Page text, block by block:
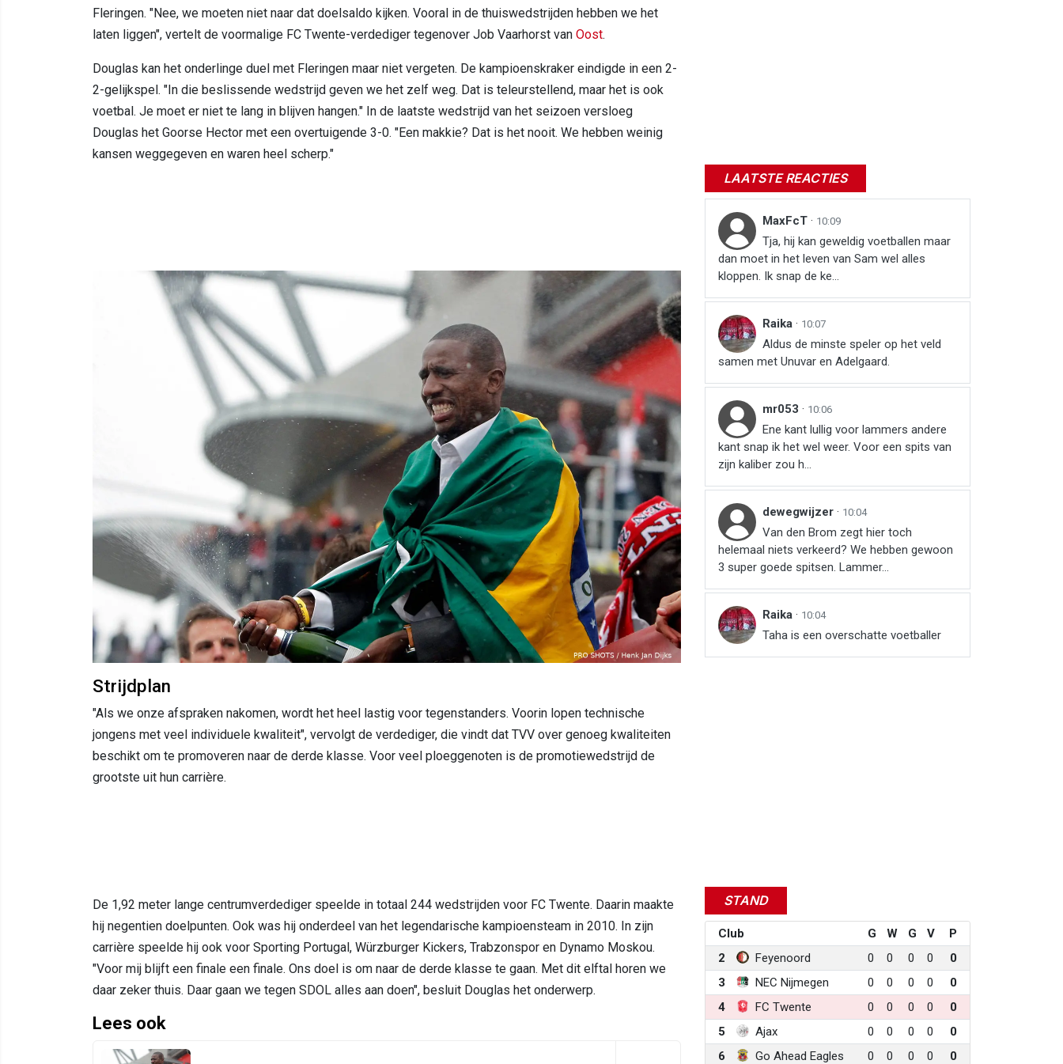
Fleringen. "Nee, we moeten niet naar dat doelsaldo kijken. Vooral in de thuiswedstrijden hebben we het
laten liggen", vertelt de voormalige FC Twente-verdediger tegenover Job Vaarhorst van Oost.
Douglas kan het onderlinge duel met Fleringen maar niet vergeten. De kampioenskraker eindigde in een 2-
2-gelijkspel. "In die beslissende wedstrijd geven we het zelf weg. Dat is teleurstellend, maar het is ook
voetbal. Je moet er niet te lang in blijven hangen." In de laatste wedstrijd van het seizoen versloeg
Douglas het Goorse Hector met een overtuigende 3-0. "Een makkie? Dat is het nooit. We hebben weinig
kansen weggegeven en waren heel scherp."
Strijdplan
"Als we onze afspraken nakomen, wordt het heel lastig voor tegenstanders. Voorin lopen technische
jongens met veel individuele kwaliteit", vervolgt de verdediger, die vindt dat TVV over genoeg kwaliteiten
beschikt om te promoveren naar de derde klasse. Voor veel ploeggenoten is de promotiewedstrijd de
grootste uit hun carrière.
De 1,92 meter lange centrumverdediger speelde in totaal 244 wedstrijden voor FC Twente. Daarin maakte
hij negentien doelpunten. Ook was hij onderdeel van het legendarische kampioensteam in 2010. In zijn
carrière speelde hij ook voor Sporting Portugal, Würzburger Kickers, Trabzonspor en Dynamo Moskou.
"Voor mij blijft een finale een finale. Ons doel is om naar de derde klasse te gaan. Met dit elftal horen we
daar zeker thuis. Daar gaan we tegen SDOL alles aan doen", besluit Douglas het onderwerp.
Lees ook
LAATSTE REACTIES
MaxFcT · 10:09
Tja, hij kan geweldig voetballen maar
dan moet in het leven van Sam wel alles
kloppen. Ik snap de ke...
Raika · 10:07
Aldus de minste speler op het veld
samen met Unuvar en Adelgaard.
mr053 · 10:06
Ene kant lullig voor lammers andere
kant snap ik het wel weer. Voor een spits van
zijn kaliber zou h...
dewegwijzer · 10:04
Van den Brom zegt hier toch
helemaal niets verkeerd? We hebben gewoon
3 super goede spitsen. Lammer...
Raika · 10:04
Taha is een overschatte voetballer
STAND
Club G W G V
P
2
Feyenoord 0 0 0 0
0
3
NEC Nijmegen 0 0 0 0
0
4
FC Twente 0 0 0 0
0
5
Ajax 0 0 0 0
0
6
Go Ahead Eagles 0 0 0 0 0